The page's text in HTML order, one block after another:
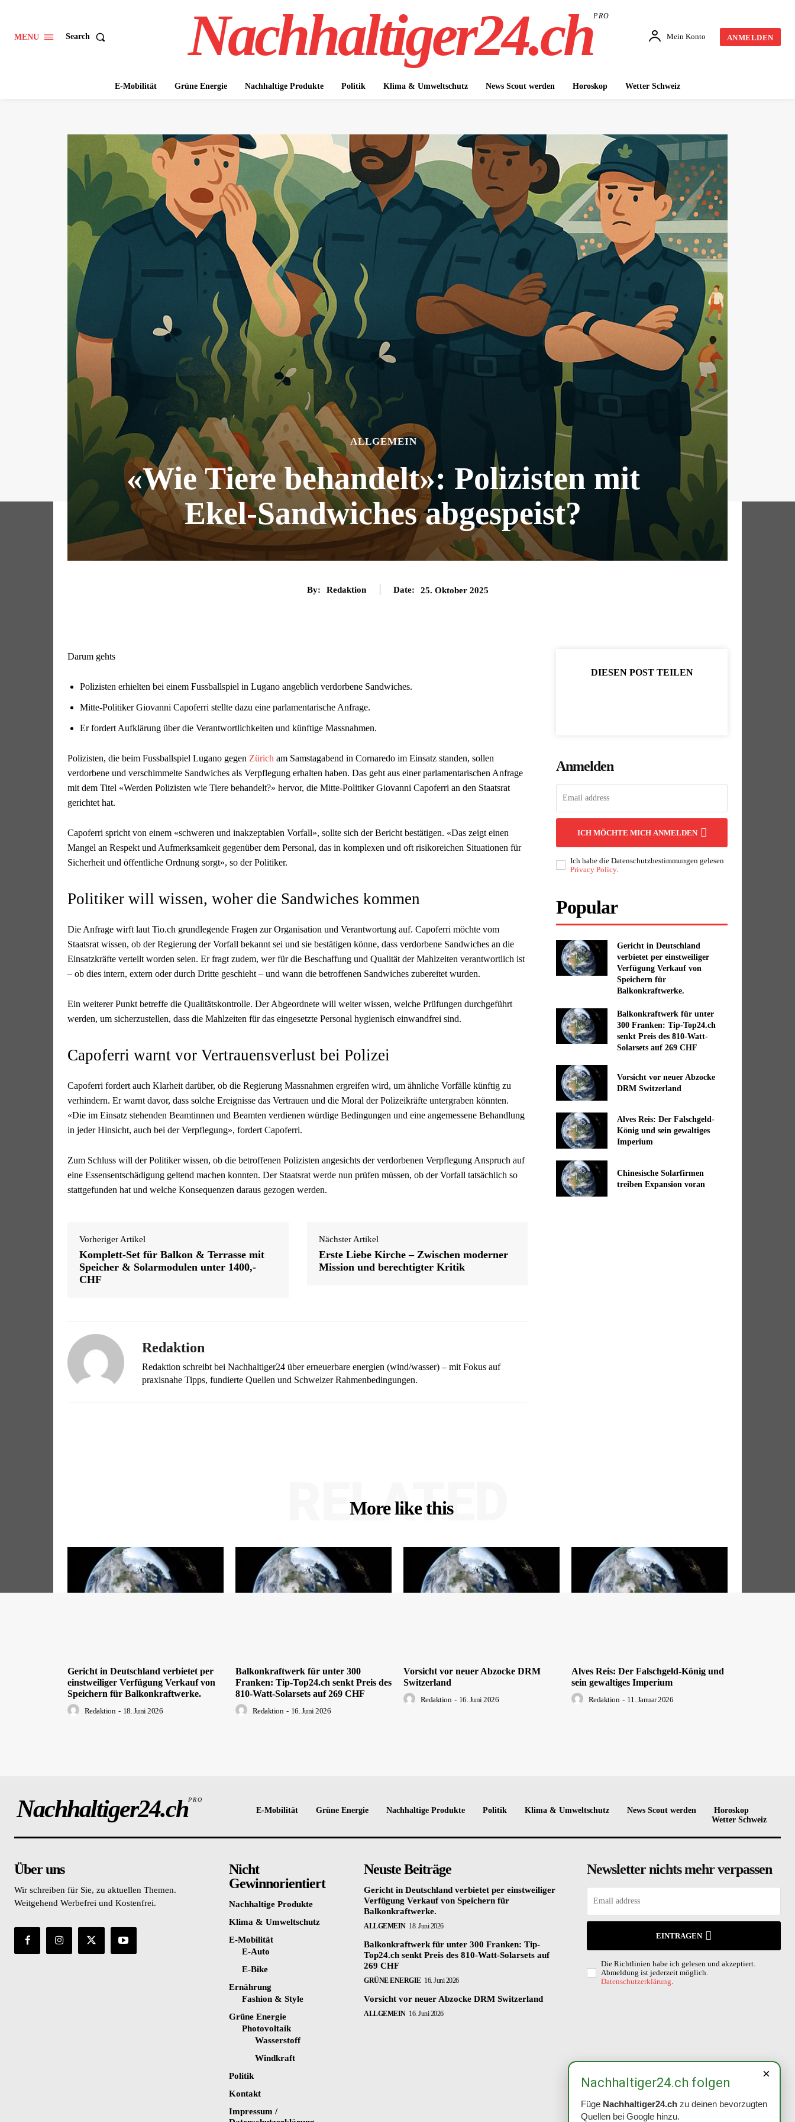
MENU Search Nachhaltiger24.chPRO
Mein Konto ANMELDEN
E-Mobilität Grüne Energie Nachhaltige Produkte Politik Klima & Umweltschutz News Scout werden Horoskop Wetter Schweiz
ALLGEMEIN
«Wie Tiere behandelt»: Polizisten mit
Ekel-Sandwiches abgespeist?
By: Redaktion Date: 25. Oktober 2025
Darum gehts
Polizisten erhielten bei einem Fussballspiel in Lugano angeblich verdorbene Sandwiches.
Mitte-Politiker Giovanni Capoferri stellte dazu eine parlamentarische Anfrage.
Er fordert Aufklärung über die Verantwortlichkeiten und künftige Massnahmen.
Polizisten, die beim Fussballspiel Lugano gegen Zürich am Samstagabend in Cornaredo im Einsatz standen, sollen
verdorbene und verschimmelte Sandwiches als Verpflegung erhalten haben. Das geht aus einer parlamentarischen Anfrage
mit dem Titel «Werden Polizisten wie Tiere behandelt?» hervor, die Mitte-Politiker Giovanni Capoferri an den Staatsrat
gerichtet hat.
Capoferri spricht von einem «schweren und inakzeptablen Vorfall», sollte sich der Bericht bestätigen. «Das zeigt einen
Mangel an Respekt und Aufmerksamkeit gegenüber dem Personal, das in komplexen und oft risikoreichen Situationen für
Sicherheit und öffentliche Ordnung sorgt», so der Politiker.
Politiker will wissen, woher die Sandwiches kommen
Die Anfrage wirft laut Tio.ch grundlegende Fragen zur Organisation und Verantwortung auf. Capoferri möchte vom
Staatsrat wissen, ob der Regierung der Vorfall bekannt sei und sie bestätigen könne, dass verdorbene Sandwiches an die
Einsatzkräfte verteilt worden seien. Er fragt zudem, wer für die Beschaffung und Qualität der Mahlzeiten verantwortlich ist
– ob dies intern, extern oder durch Dritte geschieht – und wann die betroffenen Sandwiches zubereitet wurden.
Ein weiterer Punkt betreffe die Qualitätskontrolle. Der Abgeordnete will weiter wissen, welche Prüfungen durchgeführt
werden, um sicherzustellen, dass die Mahlzeiten für das eingesetzte Personal hygienisch einwandfrei sind.
Capoferri warnt vor Vertrauensverlust bei Polizei
Capoferri fordert auch Klarheit darüber, ob die Regierung Massnahmen ergreifen wird, um ähnliche Vorfälle künftig zu
verhindern. Er warnt davor, dass solche Ereignisse das Vertrauen und die Moral der Polizeikräfte untergraben könnten.
«Die im Einsatz stehenden Beamtinnen und Beamten verdienen würdige Bedingungen und eine angemessene Behandlung
in jeder Hinsicht, auch bei der Verpflegung», fordert Capoferri.
Zum Schluss will der Politiker wissen, ob die betroffenen Polizisten angesichts der verdorbenen Verpflegung Anspruch auf
eine Essensentschädigung geltend machen konnten. Der Staatsrat werde nun prüfen müssen, ob der Vorfall tatsächlich so
stattgefunden hat und welche Konsequenzen daraus gezogen werden.
Vorheriger Artikel
Komplett-Set für Balkon & Terrasse mit
Speicher & Solarmodulen unter 1400,-
CHF
Nächster Artikel
Erste Liebe Kirche – Zwischen moderner
Mission und berechtigter Kritik
Redaktion
Redaktion schreibt bei Nachhaltiger24 über erneuerbare energien (wind/wasser) – mit Fokus auf
praxisnahe Tipps, fundierte Quellen und Schweizer Rahmenbedingungen.
DIESEN POST TEILEN
Anmelden
ICH MÖCHTE MICH ANMELDEN
Ich habe die Datenschutzbestimmungen gelesen
Privacy Policy.
Popular
Gericht in Deutschland
verbietet per einstweiliger
Verfügung Verkauf von
Speichern für
Balkonkraftwerke.
Balkonkraftwerk für unter
300 Franken: Tip-Top24.ch
senkt Preis des 810-Watt-
Solarsets auf 269 CHF
Vorsicht vor neuer Abzocke
DRM Switzerland
Alves Reis: Der Falschgeld-
König und sein gewaltiges
Imperium
Chinesische Solarfirmen
treiben Expansion voran
More like this
RELATED
Gericht in Deutschland verbietet per
einstweiliger Verfügung Verkauf von
Speichern für Balkonkraftwerke.
Redaktion - 18. Juni 2026
Balkonkraftwerk für unter 300
Franken: Tip-Top24.ch senkt Preis des
810-Watt-Solarsets auf 269 CHF
Redaktion - 16. Juni 2026
Vorsicht vor neuer Abzocke DRM
Switzerland
Redaktion - 16. Juni 2026
Alves Reis: Der Falschgeld-König und
sein gewaltiges Imperium
Redaktion - 11. Januar 2026
Nachhaltiger24.chPRO
E-Mobilität Grüne Energie Nachhaltige Produkte Politik Klima & Umweltschutz News Scout werden
Horoskop
Wetter Schweiz
Über uns
Wir schreiben für Sie, zu aktuellen Themen.
Weitgehend Werbefrei und Kostenfrei.
Nicht
Gewinnorientiert
Nachhaltige Produkte
Klima & Umweltschutz
E-Mobilität
E-Auto
E-Bike
Ernährung
Fashion & Style
Grüne Energie
Photovoltaik
Wasserstoff
Windkraft
Politik
Kontakt
Impressum /
Neuste Beiträge
Gericht in Deutschland verbietet per einstweiliger
Verfügung Verkauf von Speichern für
Balkonkraftwerke.
ALLGEMEIN 18. Juni 2026
Balkonkraftwerk für unter 300 Franken: Tip-
Top24.ch senkt Preis des 810-Watt-Solarsets auf
269 CHF
GRÜNE ENERGIE 16. Juni 2026
Vorsicht vor neuer Abzocke DRM Switzerland
ALLGEMEIN 16. Juni 2026
Newsletter nichts mehr verpassen
EINTRAGEN
Die Richtlinien habe ich gelesen und akzeptiert.
Abmeldung ist jederzeit möglich.
Datenschutzerklärung.
×
Nachhaltiger24.ch folgen
Füge Nachhaltiger24.ch zu deinen bevorzugten
Quellen bei Google hinzu.